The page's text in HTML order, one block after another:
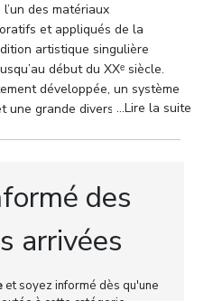
d`exécution
d`une grande précision
goût artistique de son
constitue un
de son œuvre et
« TS »
de Thomas
Saint-Pétersbourg.
des matériaux
et appliqués de la
artistique singulière
début du XXᵉ siècle.
développée, un système
une grande diversité de...Lire la suite
des
arrivées
et soyez informé dès qu'une